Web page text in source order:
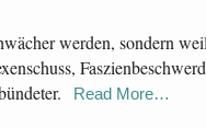
werden, sondern
Read More…